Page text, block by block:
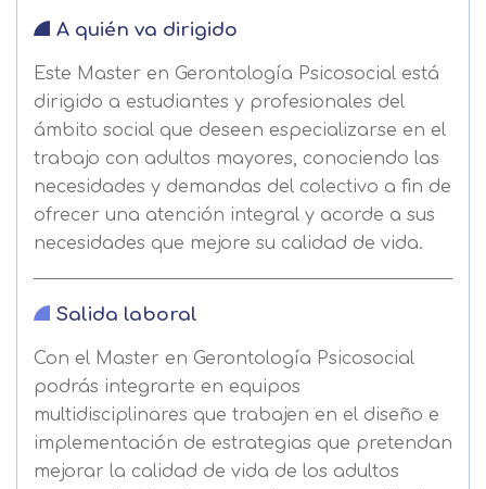
A quién va dirigido
Este Master en Gerontología Psicosocial está
dirigido a estudiantes y profesionales del
ámbito social que deseen especializarse en el
trabajo con adultos mayores, conociendo las
necesidades y demandas del colectivo a fin de
ofrecer una atención integral y acorde a sus
necesidades que mejore su calidad de vida.
Salida laboral
Con el Master en Gerontología Psicosocial
podrás integrarte en equipos
multidisciplinares que trabajen en el diseño e
implementación de estrategias que pretendan
mejorar la calidad de vida de los adultos